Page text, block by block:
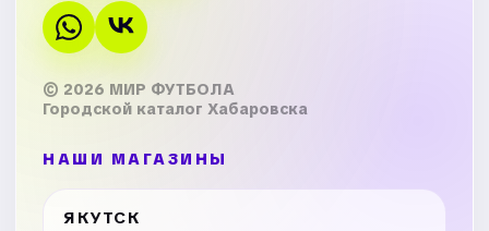
© 2026 МИР ФУТБОЛА
Городской каталог Хабаровска
НАШИ МАГАЗИНЫ
ЯКУТСК